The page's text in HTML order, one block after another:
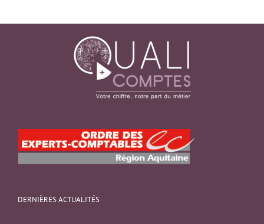
DERNIÈRES ACTUALITÉS